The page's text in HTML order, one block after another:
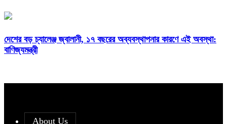
দেশের বড় চ্যালেঞ্জ জ্বালানী, ১৭ বছরের অব্যবস্থাপনার কারণে এই অবস্থা:
বাণিজ্যমন্ত্রী
About Us